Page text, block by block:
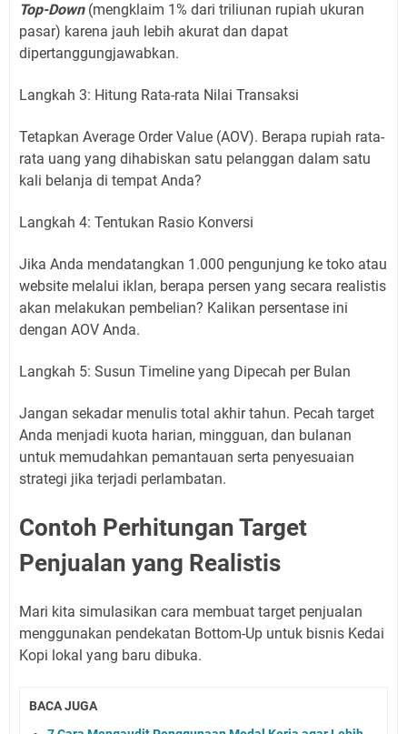
Top-Down(mengklaim 1% dari triliunan rupiah ukuran
pasar) karena jauh lebih akurat dan dapat
dipertanggungjawabkan.
Langkah 3: Hitung Rata-rata Nilai Transaksi
Tetapkan Average Order Value (AOV). Berapa rupiah rata-
rata uang yang dihabiskan satu pelanggan dalam satu
kali belanja di tempat Anda?
Langkah 4: Tentukan Rasio Konversi
Jika Anda mendatangkan 1.000 pengunjung ke toko atau
website melalui iklan, berapa persen yang secara realistis
akan melakukan pembelian? Kalikan persentase ini
dengan AOV Anda.
Langkah 5: Susun Timeline yang Dipecah per Bulan
Jangan sekadar menulis total akhir tahun. Pecah target
Anda menjadi kuota harian, mingguan, dan bulanan
untuk memudahkan pemantauan serta penyesuaian
strategi jika terjadi perlambatan.
Contoh Perhitungan Target
Penjualan yang Realistis
Mari kita simulasikan cara membuat target penjualan
menggunakan pendekatan Bottom-Up untuk bisnis Kedai
Kopi lokal yang baru dibuka.
BACA JUGA